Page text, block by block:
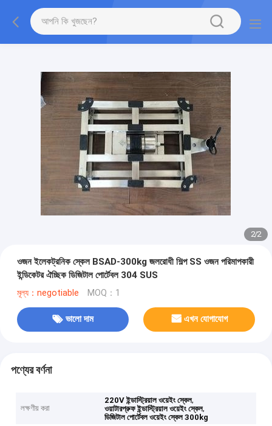
2/2
ওজন ইলেকট্রনিক স্কেল BSAD-300kg জলরোধী শিল্প SS ওজন পরিমাপকারী
ইন্ডিকেটর ঐচ্ছিক ডিজিটাল পোর্টেবল 304 SUS
মূল্য：negotiable MOQ：1
ভালো দাম এখন যোগাযোগ
পণ্যের বর্ণনা
লক্ষণীয় করা
220V ইন্ডাস্ট্রিয়াল ওয়েইং স্কেল,
ওয়াটারপ্রুফ ইন্ডাস্ট্রিয়াল ওয়েইং স্কেল,
ডিজিটাল পোর্টেবল ওয়েইং স্কেল 300kg